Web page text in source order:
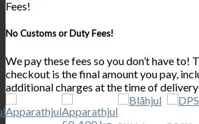
No Customs or Duty Fees!
We pay these fees so you don’t have to!
checkout is the final amount you pay,
additional charges at the time of